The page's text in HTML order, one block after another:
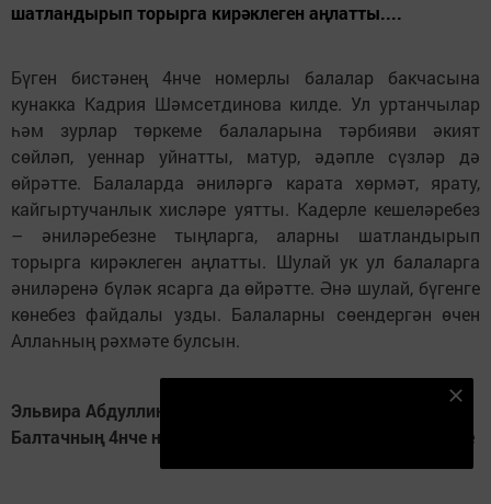
шатландырып торырга кирәклеген аңлатты....
Бүген бистәнең 4нче номерлы балалар бакчасына
кунакка Кадрия Шәмсетдинова килде. Ул уртанчылар
һәм зурлар төркеме балаларына тәрбияви әкият
сөйләп, уеннар уйнатты, матур, әдәпле сүзләр дә
өйрәтте. Балаларда әниләргә карата хөрмәт, ярату,
кайгыртучанлык хисләре уятты. Кадерле кешеләребез
– әниләребезне тыңларга, аларны шатландырып
торырга кирәклеген аңлатты. Шулай ук ул балаларга
әниләренә бүләк ясарга да өйрәтте. Әнә шулай, бүгенге
көнебез файдалы узды. Балаларны сөендергән өчен
Аллаһның рәхмәте булсын.
Эльвира Абдуллина
Балтачның 4нче номерлы балалар бакчасы тәрбиячесе